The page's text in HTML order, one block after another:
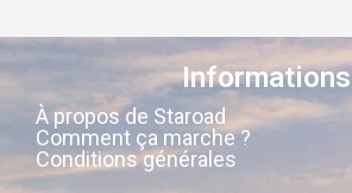
Informations
À propos de Staroad
Comment ça marche ?
Conditions générales